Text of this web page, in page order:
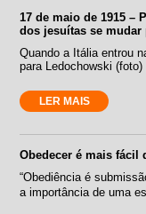
17 de maio de 1915 –
dos jesuítas se mudar
Quando a Itália entrou
para Ledochowski
LER MAIS
Obedecer é mais fácil
“Obediência é
a importância de uma